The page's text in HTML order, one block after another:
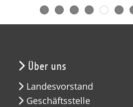
Über uns
Landesvorstand
Geschäftsstelle